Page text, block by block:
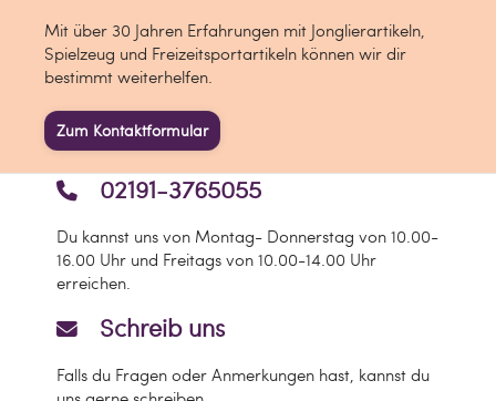
Mit über 30 Jahren Erfahrungen mit Jonglierartikeln,
Spielzeug und Freizeitsportartikeln können wir dir
bestimmt weiterhelfen.
Zum Kontaktformular
Schreib uns
Falls du Fragen oder Anmerkungen hast, kannst du
02191-3765055
Du kannst uns von Montag- Donnerstag von 10.00-
16.00 Uhr und Freitags von 10.00-14.00 Uhr
erreichen.